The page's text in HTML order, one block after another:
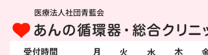
医療法人社団青藍会